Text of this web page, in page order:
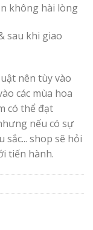
không hài lòng
sau khi giao
nên tùy vào
các mùa hoa
có thể đạt
nếu có sự
sắc... shop sẽ hỏi
tiến hành.